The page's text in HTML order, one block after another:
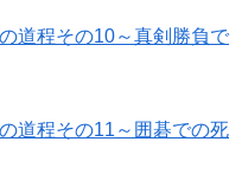
道程その10～真剣勝負で
道程その11～囲碁での死